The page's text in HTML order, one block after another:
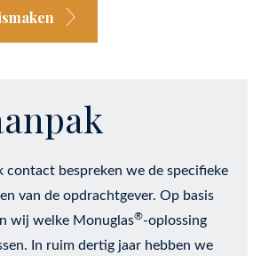
contact bespreken we de specifieke
van de opdrachtgever. Op basis
wij welke Monuglas®-oplossing
In ruim dertig jaar hebben we